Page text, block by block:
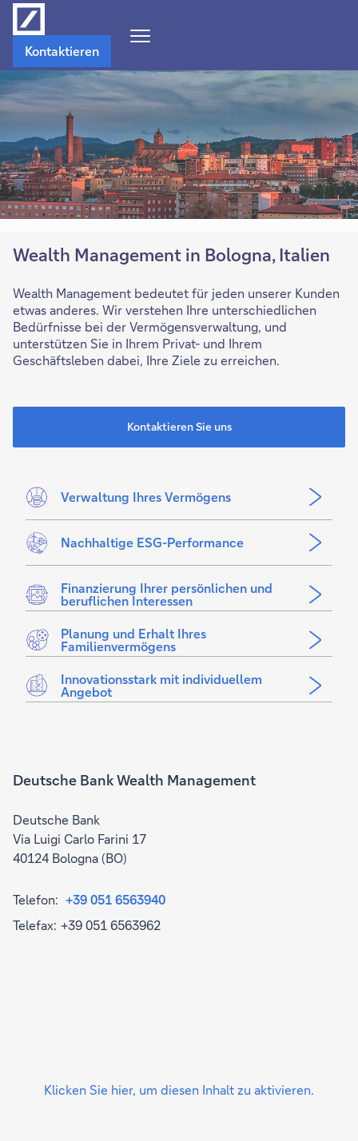
Menü
öffnen
Kontaktieren
Wealth Management in Bologna, Italien
Wealth Management bedeutet für jeden unserer Kunden
etwas anderes. Wir verstehen Ihre unterschiedlichen
Bedürfnisse bei der Vermögensverwaltung, und
unterstützen Sie in Ihrem Privat- und Ihrem
Geschäftsleben dabei, Ihre Ziele zu erreichen.
Kontaktieren Sie uns
Verwaltung Ihres Vermögens
Nachhaltige ESG-Performance
Finanzierung Ihrer persönlichen und
beruflichen Interessen
Planung und Erhalt Ihres
Familienvermögens
Innovationsstark mit individuellem
Angebot
Klicken Sie hier, um diesen Inhalt zu aktivieren.
Deutsche Bank Wealth Management
Deutsche Bank
Via Luigi Carlo Farini 17
40124 Bologna (BO)
Telefon: +39 051 6563940
Telefax: +39 051 6563962